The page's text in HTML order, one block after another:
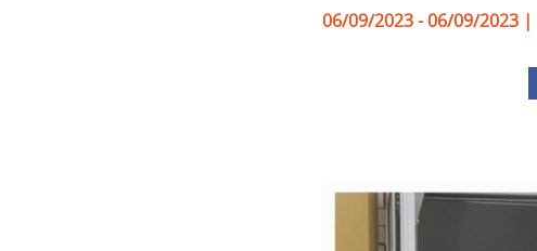
06/09/2023 - 06/09/2023 |